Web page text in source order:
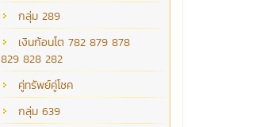
กลุ่ม 289
เงินก้อนโต 782 879 878
829 828 282
คู่ทรัพย์คู่โชค
กลุ่ม 639